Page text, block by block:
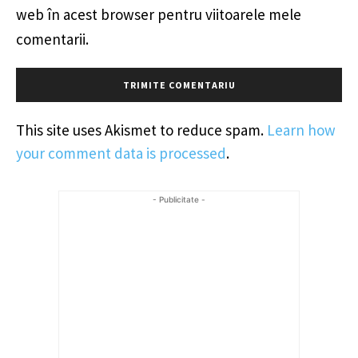
web în acest browser pentru viitoarele mele
comentarii.
This site uses Akismet to reduce spam. Learn how
your comment data is processed.
- Publicitate -